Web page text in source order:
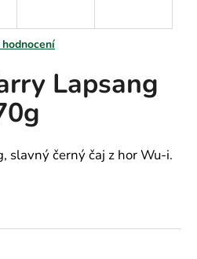
Lapsang
slavný černý čaj z hor Wu-i.